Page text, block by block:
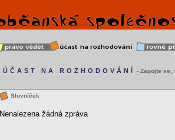
ÚČAST NA ROZHODOVÁNÍ - Zapojte se,
Slovníček
Nenalezena žádná zpráva